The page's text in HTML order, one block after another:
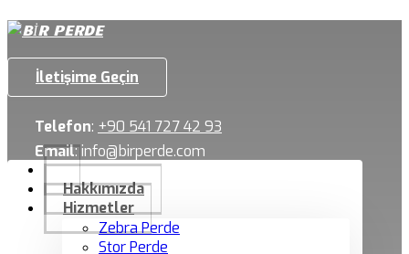
İletişime Geçin
Telefon: +90 541 727 42 93
Email:info@birperde.com
Hakkımızda
Hizmetler
Zebra Perde
Stor Perde